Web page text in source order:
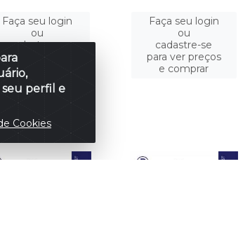
Faça seu login
ou
cadastre-se
para ver preços
e comprar
Faça seu login
ou
cadastre-se
para ver preços
e comprar
perfil e
Cookies